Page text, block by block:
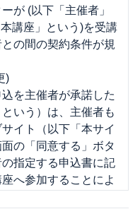
が (以下「主催者」
講座」という)を受講
の間の契約条件が規
)
を主催者が承諾した
いう）は、主催者も
イト（以下「本サイ
の「同意する」ボタ
指定する申込書に記
へ参加することによ